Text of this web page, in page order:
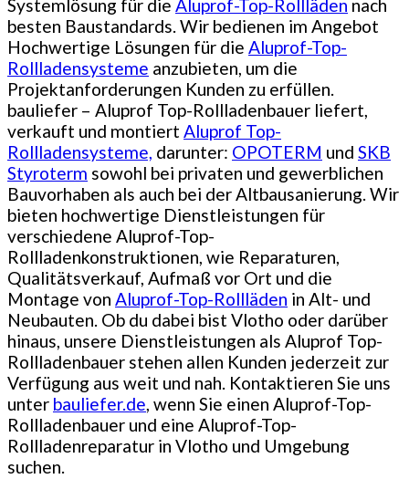
Systemlösung für die Aluprof-Top-Rollläden nach
besten Baustandards. Wir bedienen im Angebot
Hochwertige Lösungen für die Aluprof-Top-
Rollladensysteme anzubieten, um die
Projektanforderungen Kunden zu erfüllen.
bauliefer – Aluprof Top-Rollladenbauer liefert,
verkauft und montiert Aluprof Top-
Rollladensysteme, darunter: OPOTERM und SKB
Styroterm sowohl bei privaten und gewerblichen
Bauvorhaben als auch bei der Altbausanierung. Wir
bieten hochwertige Dienstleistungen für
verschiedene Aluprof-Top-
Rollladenkonstruktionen, wie Reparaturen,
Qualitätsverkauf, Aufmaß vor Ort und die
Montage von Aluprof-Top-Rollläden in Alt- und
Neubauten. Ob du dabei bist Vlotho oder darüber
hinaus, unsere Dienstleistungen als Aluprof Top-
Rollladenbauer stehen allen Kunden jederzeit zur
Verfügung aus weit und nah. Kontaktieren Sie uns
unter bauliefer.de, wenn Sie einen Aluprof-Top-
Rollladenbauer und eine Aluprof-Top-
Rollladenreparatur in Vlotho und Umgebung
suchen.